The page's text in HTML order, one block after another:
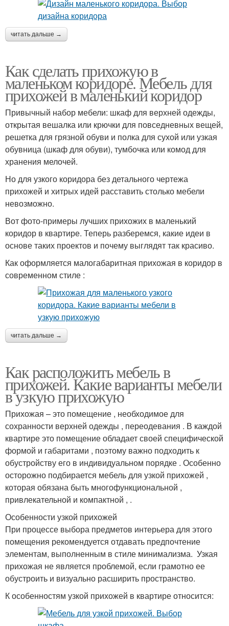
читать дальше →
Как сделать прихожую в
маленьком коридоре. Мебель для
прихожей в маленький коридор
Привычный набор мебели: шкаф для верхней одежды,
открытая вешалка или крючки для повседневных вещей,
решетка для грязной обуви и полка для сухой или узкая
обувница (шкаф для обуви), тумбочка или комод для
хранения мелочей.
Но для узкого коридора без детального чертежа
прихожей и хитрых идей расставить столько мебели
невозможно.
Вот фото-примеры лучших прихожих в маленький
коридор в квартире. Теперь разберемся, какие идеи в
основе таких проектов и почему выглядят так красиво.
Как оформляется малогабаритная прихожая в коридор в
современном стиле :
читать дальше →
Как расположить мебель в
прихожей. Какие варианты мебели
в узкую прихожую
Прихожая – это помещение , необходимое для
сохранности верхней одежды , переодевания . В каждой
квартире это помещение обладает своей специфической
формой и габаритами , поэтому важно подходить к
обустройству его в индивидуальном порядке . Особенно
осторожно подбирается мебель для узкой прихожей ,
которая обязана быть многофункциональной ,
привлекательной и компактной , .
Особенности узкой прихожей
При процессе выбора предметов интерьера для этого
помещения рекомендуется отдавать предпочтение
элементам, выполненным в стиле минимализма. Узкая
прихожая не является проблемой, если грамотно ее
обустроить и визуально расширить пространство.
К особенностям узкой прихожей в квартире относится: